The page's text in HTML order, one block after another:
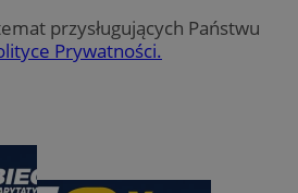
przysługujących Państwu
Prywatności.